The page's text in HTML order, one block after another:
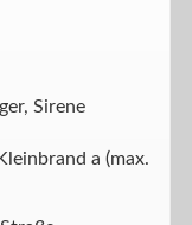
Sirene
a (max.